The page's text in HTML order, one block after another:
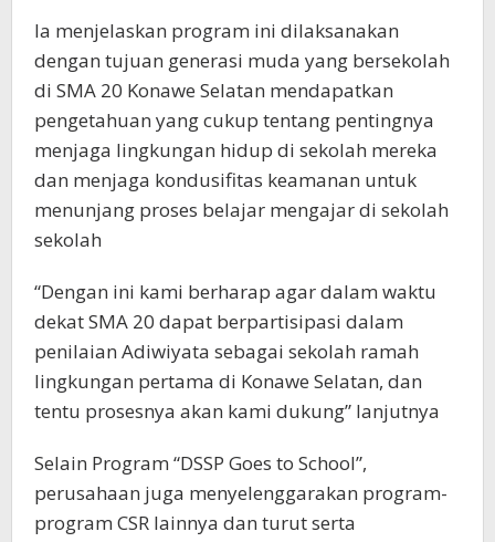
Ia menjelaskan program ini dilaksanakan
dengan tujuan generasi muda yang bersekolah
di SMA 20 Konawe Selatan mendapatkan
pengetahuan yang cukup tentang pentingnya
menjaga lingkungan hidup di sekolah mereka
dan menjaga kondusifitas keamanan untuk
menunjang proses belajar mengajar di sekolah
sekolah
“Dengan ini kami berharap agar dalam waktu
dekat SMA 20 dapat berpartisipasi dalam
penilaian Adiwiyata sebagai sekolah ramah
lingkungan pertama di Konawe Selatan, dan
tentu prosesnya akan kami dukung” lanjutnya
Selain Program “DSSP Goes to School”,
perusahaan juga menyelenggarakan program-
program CSR lainnya dan turut serta